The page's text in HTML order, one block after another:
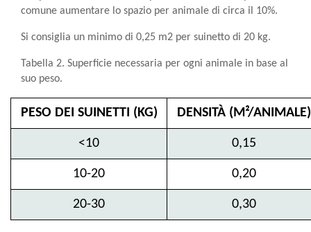
comune aumentare lo spazio per animale di circa il 10%.
Si consiglia un minimo di 0,25 m2 per suinetto di 20 kg.
Tabella 2. Superficie necessaria per ogni animale in base al
suo peso.
PESO DEI SUINETTI (KG) DENSITÀ (M²/ANIMALE)
<10 0,15
10-20 0,20
20-30 0,30